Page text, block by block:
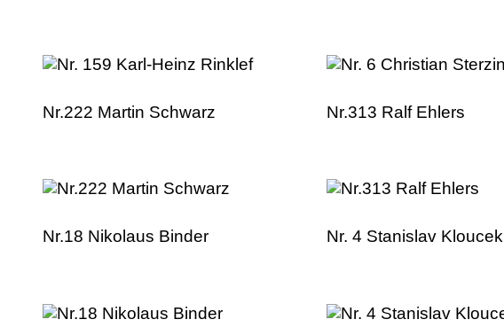
Nr.222 Martin Schwarz Nr.313 Ralf Ehlers
Nr.18 Nikolaus Binder Nr. 4 Stanislav Kloucek